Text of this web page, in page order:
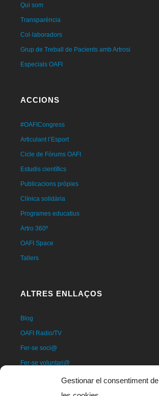
Gestionar el consentiment de
Qui som
Transparència
Col·laboradors
Grup de Treball de Pacients amb Artrosi
Especials OAFI
ACCIONS
#OAFICongress
Articulant l’Esport
Cicle de Fòrums OAFI
Estudis científics
Publicacions pròpies
Clínica solidària
Programes educatius
Artro 360º
OAFI Space
Tallers
ALTRES ENLLAÇOS
Blog
OAFI Radio/TV
Fer-se soci@
Fer-se voluntari@